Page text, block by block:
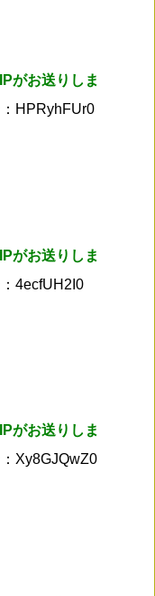
がお送りしま
：HPRyhFUr0
がお送りしま
4ecfUH2I0
がお送りしま
Xy8GJQwZ0